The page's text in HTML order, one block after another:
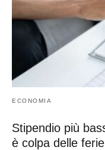
ECONOMIA
Stipendio più
è colpa delle